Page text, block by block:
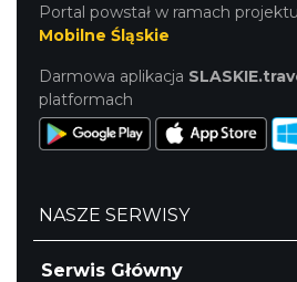
Portal powstał w ramach projektu
Mobilne Śląskie
Darmowa aplikacja
platformach
NASZE SERWISY
Serwis Główny